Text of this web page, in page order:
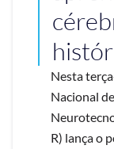
Nesta
Nacional
R) lança o